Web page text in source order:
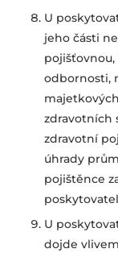
U
jeho části
pojišťovnou,
odbornosti,
zdravotních
zdravotní
úhrady
pojištěnce
U
dojde